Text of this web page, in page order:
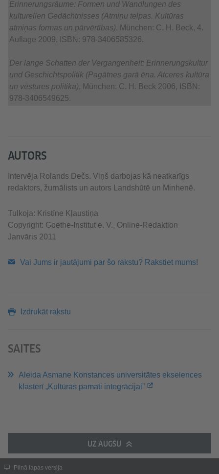
Erinnerungsräume: Formen und Wandlungen des
kulturellen Gedächtnisses (Atmiņu telpas. Kultūras
atmiņas formas un pārvērtības), München: C. H. Beck, 4.
Auflage 2009, ISBN: 978-3406585326.
Der lange Schatten der Vergangenheit: Erinnerungskultur
und Geschichtspolitik (Pagātnes garā ēna. Atceres kultūra
un vēstures politika), München: C. H. Beck 2006, ISBN:
978-3406549625.
AUTORS
Intervēja Rolands Dečs. Viņš darbojas kā neatkarīgs
redaktors, žurnālists un autors Landshūtē un Minhenē.
Tulkoja: Kristīne Kļaustiņa
Copyright: Goethe-Institut e. V., Online-Redaktion
Janvāris 2011
Vai Jums ir jautājumi par šo rakstu? Rakstiet mums!
Izdrukāt rakstu
SAITES
Aleida Asmane Konstances universitātes ekselences
klasterī „Kultūras pamati integrācijai”
UZ AUGŠU
Pilnā lapas versija